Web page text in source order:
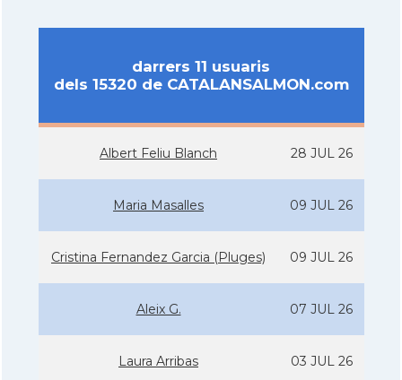
darrers 11 usuaris
dels 15320 de CATALANSALMON.com
Albert Feliu Blanch 28 JUL 26
Maria Masalles 09 JUL 26
Cristina Fernandez Garcia (Pluges) 09 JUL 26
Aleix G. 07 JUL 26
Laura Arribas 03 JUL 26